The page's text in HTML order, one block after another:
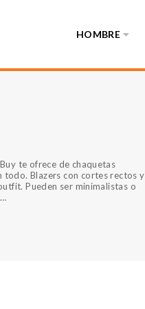
HOMBRE
te ofrece de chaquetas
todo. Blazers con cortes rectos y
Pueden ser minimalistas o